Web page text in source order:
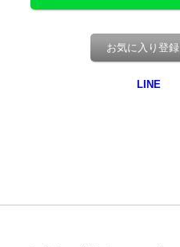
お気に入り登録